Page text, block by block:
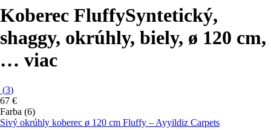
Koberec FluffySyntetický,
shaggy, okrúhly, biely, ø 120 cm,
… viac
(3)
67 €
Farba (6)
Sivý okrúhly koberec ø 120 cm Fluffy – Ayyildiz Carpets